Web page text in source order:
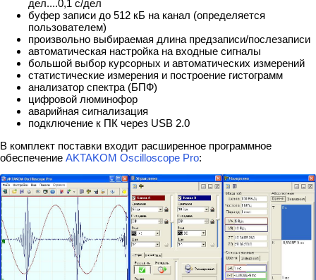
дел....0,1 с/дел
буфер записи до 512 кБ на канал (определяется
пользователем)
произвольно выбираемая длина предзаписи/послезаписи
автоматическая настройка на входные сигналы
большой выбор курсорных и автоматических измерений
статистические измерения и построение гистограмм
анализатор спектра (БПФ)
цифровой люминофор
аварийная сигнализация
подключение к ПК через USB 2.0
В комплект поставки входит расширенное программное
обеспечение AKTAKOM Oscilloscope Pro: